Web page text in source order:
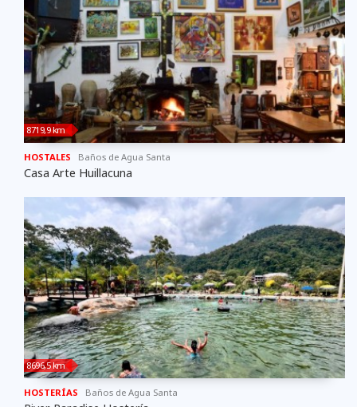
8719,9 km
HOSTALES Baños de Agua Santa
Casa Arte Huillacuna
8696,5 km
HOSTERÍAS Baños de Agua Santa